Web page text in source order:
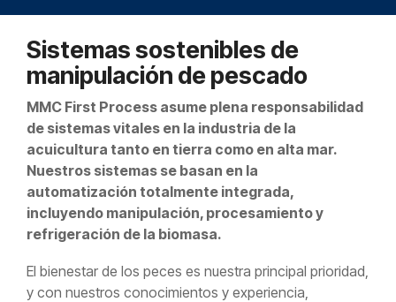
Sistemas sostenibles de
manipulación de pescado
MMC First Process asume plena responsabilidad
de sistemas vitales en la industria de la
acuicultura tanto en tierra como en alta mar.
Nuestros sistemas se basan en la
automatización totalmente integrada,
incluyendo manipulación, procesamiento y
refrigeración de la biomasa.
El bienestar de los peces es nuestra principal prioridad,
y con nuestros conocimientos y experiencia,